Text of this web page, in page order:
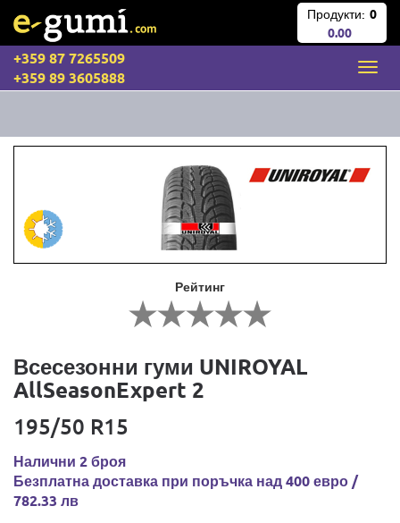
Продукти: 0
0.00
+359 87 7265509
+359 89 3605888
Рейтинг
Всесезонни гуми UNIROYAL
AllSeasonExpert 2
195/50 R15
Налични 2 броя
Безплатна доставка при поръчка над 400 евро /
782.33 лв